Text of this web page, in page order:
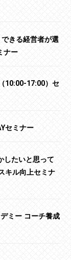
できる経営者が選
ナー
10:00-17:00）セ
セミナー
したいと思って
キル向上セミナ
ミー コーチ養成